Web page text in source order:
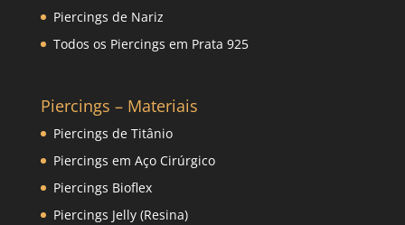
Piercings de Nariz
Todos os Piercings em Prata 925
Piercings – Materiais
Piercings de Titânio
Piercings em Aço Cirúrgico
Piercings Bioflex
Piercings Jelly (Resina)